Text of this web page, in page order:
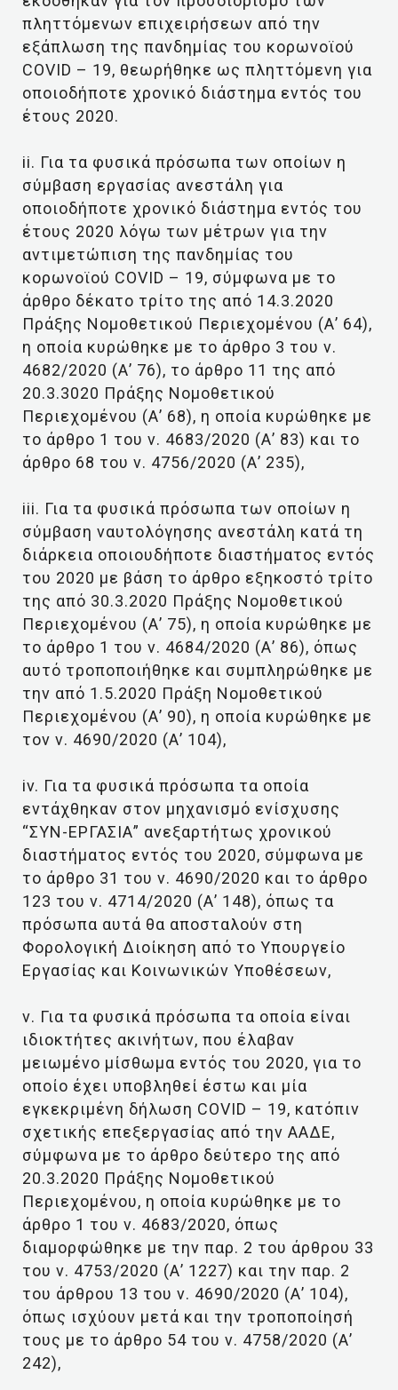
πληττόμενων επιχειρήσεων από την
εξάπλωση της πανδημίας του κορωνοϊού
COVID – 19, θεωρήθηκε ως πληττόμενη για
οποιοδήποτε χρονικό διάστημα εντός του
έτους 2020.
ii. Για τα φυσικά πρόσωπα των οποίων η
σύμβαση εργασίας ανεστάλη για
οποιοδήποτε χρονικό διάστημα εντός του
έτους 2020 λόγω των μέτρων για την
αντιμετώπιση της πανδημίας του
κορωνοϊού COVID – 19, σύμφωνα με το
άρθρο δέκατο τρίτο της από 14.3.2020
Πράξης Νομοθετικού Περιεχομένου (Α’ 64),
η οποία κυρώθηκε με το άρθρο 3 του ν.
4682/2020 (Α’ 76), το άρθρο 11 της από
20.3.3020 Πράξης Νομοθετικού
Περιεχομένου (Α’ 68), η οποία κυρώθηκε με
το άρθρο 1 του ν. 4683/2020 (Α’ 83) και το
άρθρο 68 του ν. 4756/2020 (Α’ 235),
iii. Για τα φυσικά πρόσωπα των οποίων η
σύμβαση ναυτολόγησης ανεστάλη κατά τη
διάρκεια οποιουδήποτε διαστήματος εντός
του 2020 με βάση το άρθρο εξηκοστό τρίτο
της από 30.3.2020 Πράξης Νομοθετικού
Περιεχομένου (Α’ 75), η οποία κυρώθηκε με
το άρθρο 1 του ν. 4684/2020 (Α’ 86), όπως
αυτό τροποποιήθηκε και συμπληρώθηκε με
την από 1.5.2020 Πράξη Νομοθετικού
Περιεχομένου (Α’ 90), η οποία κυρώθηκε με
τον ν. 4690/2020 (Α’ 104),
iv. Για τα φυσικά πρόσωπα τα οποία
εντάχθηκαν στον μηχανισμό ενίσχυσης
“ΣΥΝ-ΕΡΓΑΣΙΑ” ανεξαρτήτως χρονικού
διαστήματος εντός του 2020, σύμφωνα με
το άρθρο 31 του ν. 4690/2020 και το άρθρο
123 του ν. 4714/2020 (Α’ 148), όπως τα
πρόσωπα αυτά θα αποσταλούν στη
Φορολογική Διοίκηση από το Υπουργείο
Εργασίας και Κοινωνικών Υποθέσεων,
ν. Για τα φυσικά πρόσωπα τα οποία είναι
ιδιοκτήτες ακινήτων, που έλαβαν
μειωμένο μίσθωμα εντός του 2020, για το
οποίο έχει υποβληθεί έστω και μία
εγκεκριμένη δήλωση COVID – 19, κατόπιν
σχετικής επεξεργασίας από την ΑΑΔΕ,
σύμφωνα με το άρθρο δεύτερο της από
20.3.2020 Πράξης Νομοθετικού
Περιεχομένου, η οποία κυρώθηκε με το
άρθρο 1 του ν. 4683/2020, όπως
διαμορφώθηκε με την παρ. 2 του άρθρου 33
του ν. 4753/2020 (Α’ 1227) και την παρ. 2
του άρθρου 13 του ν. 4690/2020 (Α’ 104),
όπως ισχύουν μετά και την τροποποίησή
τους με το άρθρο 54 του ν. 4758/2020 (Α’
242),